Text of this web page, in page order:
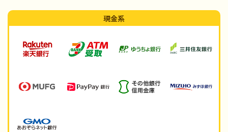
現金系